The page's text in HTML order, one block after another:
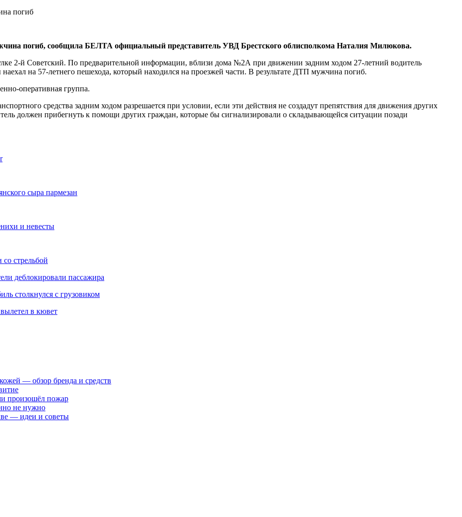
погиб, сообщила БЕЛТА официальный представитель УВД Брестского облисполкома Наталия Милюкова.
2-й Советский. По предварительной информации, вблизи дома №2А при движении задним ходом 27-летний водитель
на 57-летнего пешехода, который находился на проезжей части. В результате ДТП мужчина погиб.
оперативная группа.
средства задним ходом разрешается при условии, если эти действия не создадут препятствия для движения других
должен прибегнуть к помощи других граждан, которые бы сигнализировали о складывающейся ситуации позади
сыра пармезан
и невесты
стрельбой
деблокировали пассажира
столкнулся с грузовиком
в кювет
— обзор бренда и средств
произошёл пожар
не нужно
— идеи и советы